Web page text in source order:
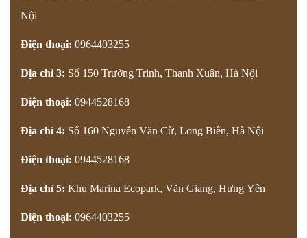
Nội
Điện thoại: 0964403255
Địa chỉ 3: Số 150 Trường Trinh, Thanh Xuân, Hà Nội
Điện thoại: 0944528168
Địa chỉ 4: Số 160 Nguyễn Văn Cừ, Long Biên, Hà Nội
Điện thoại: 0944528168
Địa chỉ 5: Khu Marina Ecopark, Văn Giang, Hưng Yên
Điện thoại: 0964403255